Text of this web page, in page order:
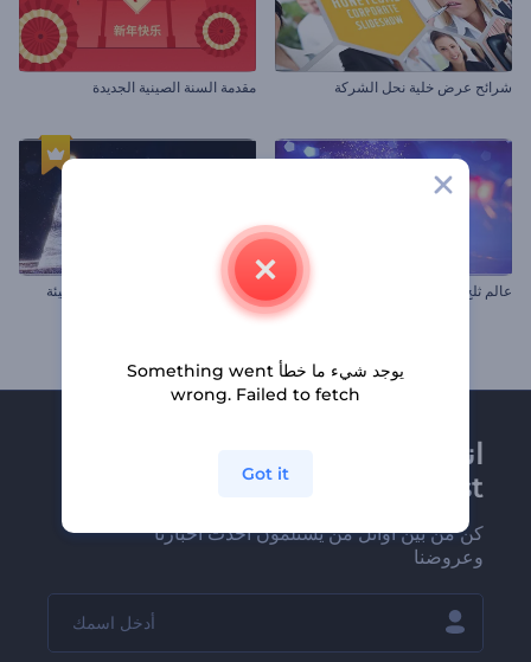
شرائح عرض خلية نحل الشركة مقدمة السنة الصينية الجديدة
عالم ثلج الكريسماس السحري افتتاحية شجرة الكريسماس المضيئة
انضم إلى نشرة
Renderforest الإخبارية
كن من بين أوائل من يستلمون أحدث أخبارنا
وعروضنا
يوجد شيء ما خطأ Something went
wrong. Failed to fetch
Got it